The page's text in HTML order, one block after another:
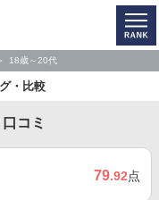
18歳～20代
・比較
コミ
79.92点